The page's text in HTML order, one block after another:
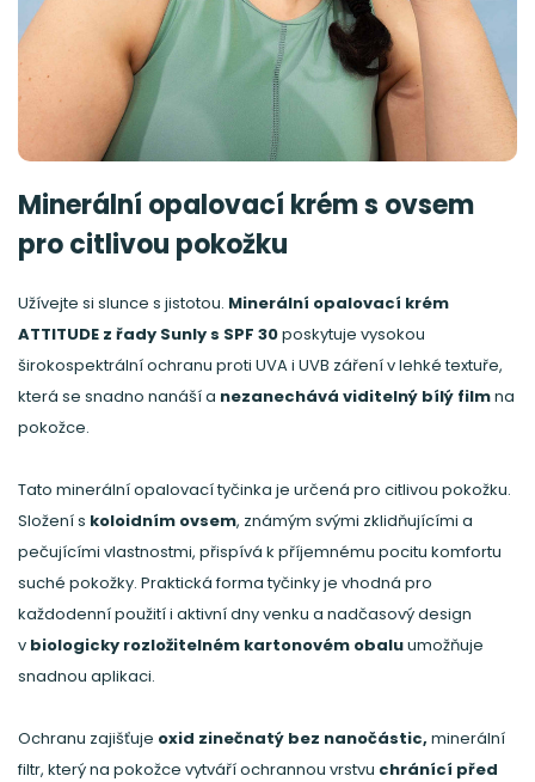
Minerální opalovací krém s ovsem
pro citlivou pokožku
Užívejte si slunce s jistotou. Minerální opalovací krém
ATTITUDE z řady Sunly s SPF 30poskytuje vysokou
širokospektrální ochranu proti UVA i UVB záření v lehké textuře,
která se snadno nanáší a nezanechává viditelný bílý filmna
pokožce.
Tato minerální opalovací tyčinka je určená pro citlivou pokožku.
Složení s koloidním ovsem, známým svými zklidňujícími a
pečujícími vlastnostmi, přispívá k příjemnému pocitu komfortu
suché pokožky. Praktická forma tyčinky je vhodná pro
každodenní použití i aktivní dny venku a nadčasový design
v biologicky rozložitelném kartonovém obaluumožňuje
snadnou aplikaci.
Ochranu zajišťuje oxid zinečnatý bez nanočástic, minerální
filtr, který na pokožce vytváří ochrannou vrstvu chránící před